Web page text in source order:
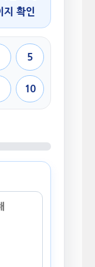
확인
5
10